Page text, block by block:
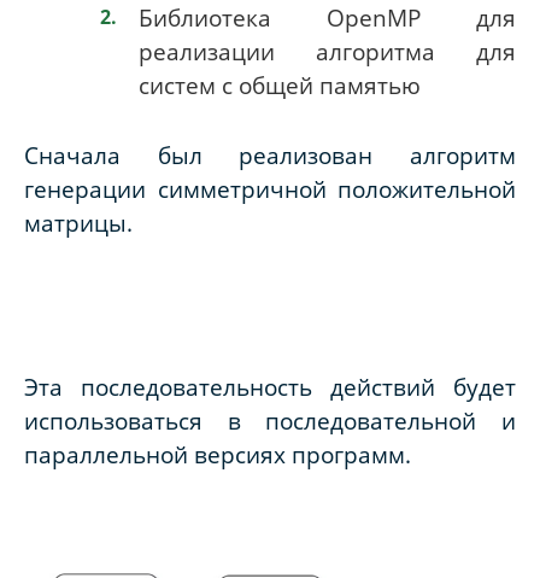
Библиотека OpenMP для
реализации алгоритма для
систем с общей памятью
Сначала был реализован алгоритм
генерации симметричной положительной
матрицы.
Эта последовательность действий будет
использоваться в последовательной и
параллельной версиях программ.